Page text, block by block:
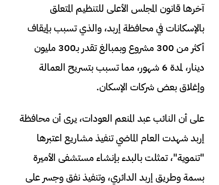
آخرها قانون المجلس الأعلى للتنظيم المتعلق
بالإسكانات في محافظة إربد، والذي تسبب بإيقاف
أكثر من 300 مشروع وبمبالغ تقدر بـ300 مليون
دينار، لمدة 6 شهور، مما تسبب بتسريح العمالة
وإغلاق بعض شركات الإسكان.
على أن النائب عبد المنعم العودات، يرى أن محافظة
إربد شهدت العام الماضي تنفيذ مشاريع اعتبرها
"تنموية"، تمثلت بالبدء بإنشاء مستشفى الأميرة
بسمة وطريق إربد الدائري، وتنفيذ نفق وجسر على